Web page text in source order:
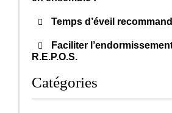
Temps d’éveil
Faciliter
R.E.P.O.S.
Catégories